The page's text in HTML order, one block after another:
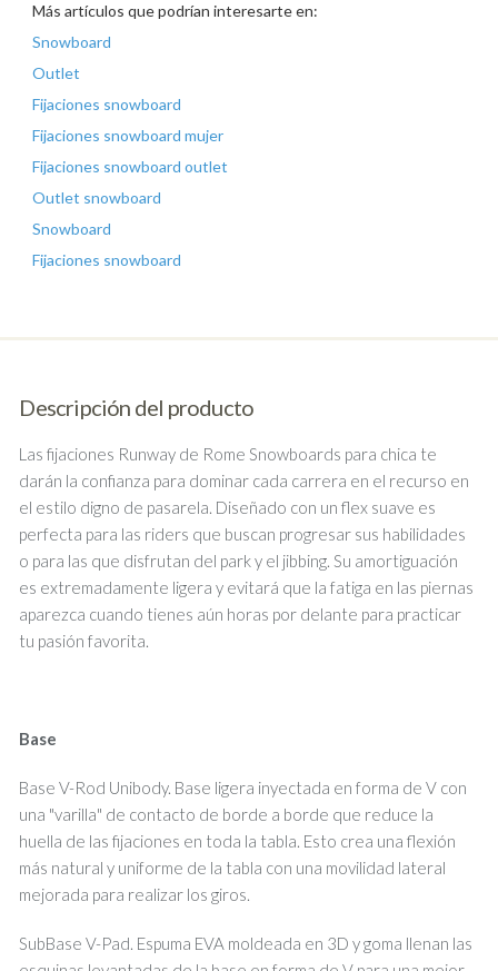
Más artículos que podrían interesarte en:
Snowboard
Outlet
Fijaciones snowboard
Fijaciones snowboard mujer
Fijaciones snowboard outlet
Outlet snowboard
Snowboard
Fijaciones snowboard
Descripción del producto
Las fijaciones Runway de Rome Snowboards para chica te
darán la confianza para dominar cada carrera en el recurso en
el estilo digno de pasarela. Diseñado con un flex suave es
perfecta para las riders que buscan progresar sus habilidades
o para las que disfrutan del park y el jibbing. Su amortiguación
es extremadamente ligera y evitará que la fatiga en las piernas
aparezca cuando tienes aún horas por delante para practicar
tu pasión favorita.
Base
Base V-Rod Unibody. Base ligera inyectada en forma de V con
una "varilla" de contacto de borde a borde que reduce la
huella de las fijaciones en toda la tabla. Esto crea una flexión
más natural y uniforme de la tabla con una movilidad lateral
mejorada para realizar los giros.
SubBase V-Pad. Espuma EVA moldeada en 3D y goma llenan las